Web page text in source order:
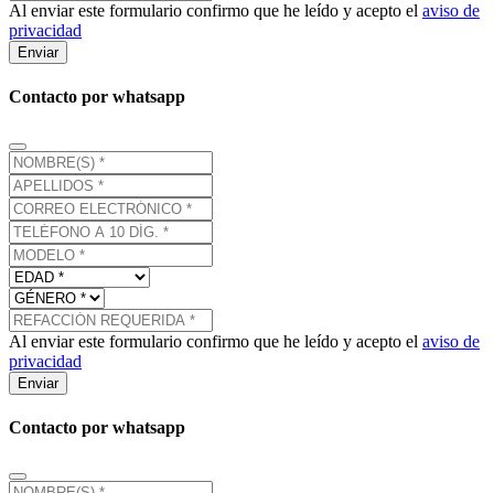
Al enviar este formulario confirmo que he leído y acepto el aviso de
privacidad
Enviar
Contacto por whatsapp
Al enviar este formulario confirmo que he leído y acepto el aviso de
privacidad
Enviar
Contacto por whatsapp